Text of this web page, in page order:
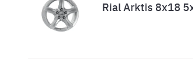
Rial Arktis 8x18